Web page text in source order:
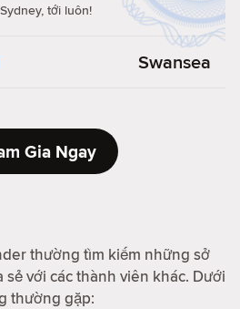
tới luôn!
Swansea
Gia Ngay
thường tìm kiếm những sở
với các thành viên khác. Dưới
thường gặp: